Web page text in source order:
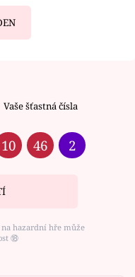
Vaše šťastná čísla
10 46 2
hazardní hře může
⑱